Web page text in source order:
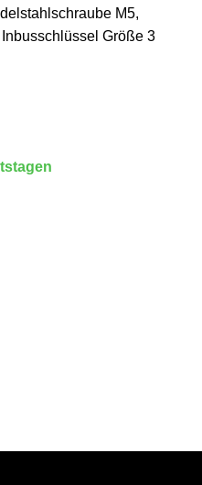
M5,
Größe 3